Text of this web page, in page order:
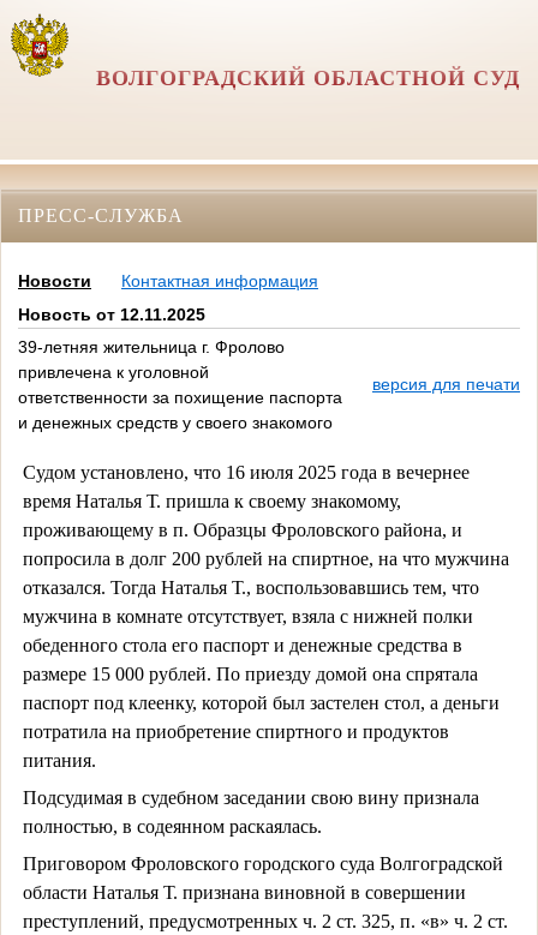
ВОЛГОГРАДСКИЙ ОБЛАСТНОЙ СУД
ПРЕСС-СЛУЖБА
Новости
Контактная информация
Новость от 12.11.2025
39-летняя жительница г. Фролово
привлечена к уголовной
ответственности за похищение паспорта
и денежных средств у своего знакомого
версия для печати
Судом установлено, что 16 июля 2025 года в вечернее
время Наталья Т. пришла к своему знакомому,
проживающему в п. Образцы Фроловского района, и
попросила в долг 200 рублей на спиртное, на что мужчина
отказался. Тогда Наталья Т., воспользовавшись тем, что
мужчина в комнате отсутствует, взяла с нижней полки
обеденного стола его паспорт и денежные средства в
размере 15 000 рублей. По приезду домой она спрятала
паспорт под клеенку, которой был застелен стол, а деньги
потратила на приобретение спиртного и продуктов
питания.
Подсудимая в судебном заседании свою вину признала
полностью, в содеянном раскаялась.
Приговором Фроловского городского суда Волгоградской
области Наталья Т. признана виновной в совершении
преступлений, предусмотренных ч. 2 ст. 325, п. «в» ч. 2 ст.